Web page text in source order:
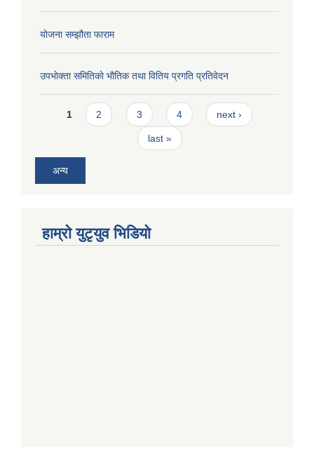
याेजना सम्झौता फाराम
उपभाेक्ता समितिकाे भाैतिक तथा वितिय प्रगति प्रतिवेदन
Pages
1 2 3 4 next ›
last »
अन्य
हाम्राे युटृयुव भिडियाे